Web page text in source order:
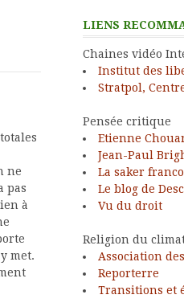
ne
pas
à
met.
LIENS
Chaines vidéo
Institut des
Stratpol,
Pensée critique
Etienne
Jean-Paul
La saker
Le blog de
Vu du droit
Religion du
Association
Reporterre
Transitions et